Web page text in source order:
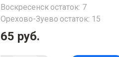
Воскресенскостаток: 7
Орехово-Зуево остаток: 15
65 руб.